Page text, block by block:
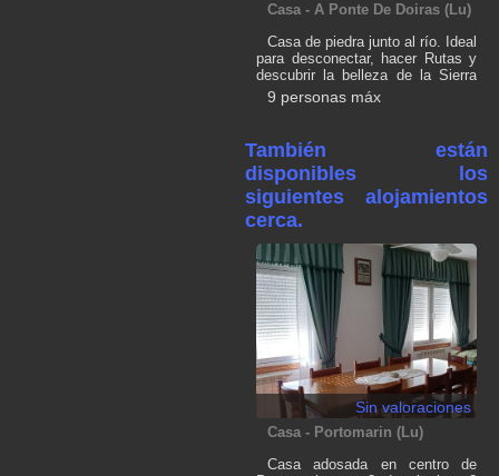
Casa - A Ponte De Doiras (Lu)
Casa de piedra junto al río. Ideal
para desconectar, hacer Rutas y
descubrir la belleza de la Sierra
de Ancares.
9 personas máx
También están
disponibles los
siguientes alojamientos
cerca.
Sin valoraciones
Casa - Portomarin (Lu)
Casa adosada en centro de